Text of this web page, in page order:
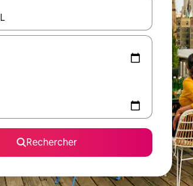
s'affichent, utilisez les flèches vers le
Rechercher